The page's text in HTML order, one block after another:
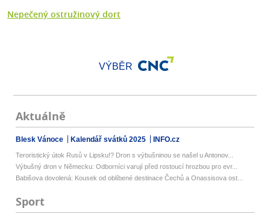
Nepečený ostružinový dort
VÝBĚR
Aktuálně
Blesk Vánoce Kalendář svátků 2025 INFO.cz
Teroristický útok Rusů v Lipsku!? Dron s výbušninou se našel u Antonov...
Výbušný dron v Německu: Odborníci varují před rostoucí hrozbou pro evr...
Babišova dovolená: Kousek od oblíbené destinace Čechů a Onassisova ost...
Sport